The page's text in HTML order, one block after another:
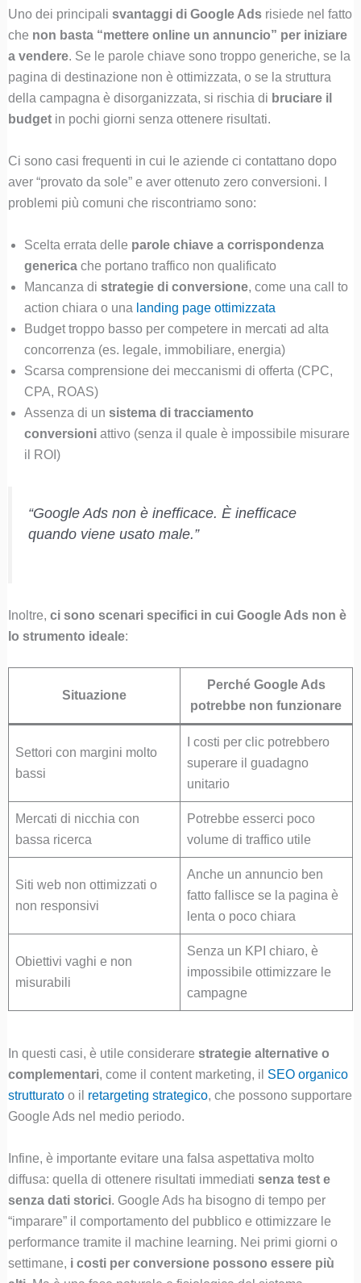
Uno dei principali svantaggi di Google Adsrisiede nel fatto
che non basta “mettere online un annuncio” per iniziare
a vendere. Se le parole chiave sono troppo generiche, se la
pagina di destinazione non è ottimizzata, o se la struttura
della campagna è disorganizzata, si rischia di bruciare il
budgetin pochi giorni senza ottenere risultati.
Ci sono casi frequenti in cui le aziende ci contattano dopo
aver “provato da sole” e aver ottenuto zero conversioni. I
problemi più comuni che riscontriamo sono:
Scelta errata delle parole chiave a corrispondenza
genericache portano traffico non qualificato
Mancanza di strategie di conversione, come una call to
action chiara o una landing page ottimizzata
Budget troppo basso per competere in mercati ad alta
concorrenza (es. legale, immobiliare, energia)
Scarsa comprensione dei meccanismi di offerta (CPC,
CPA, ROAS)
Assenza di un sistema di tracciamento
conversioniattivo (senza il quale è impossibile misurare
il ROI)
“Google Ads non è inefficace. È inefficace
quando viene usato male.”
Inoltre, ci sono scenari specifici in cui Google Ads non è
lo strumento ideale:
Situazione
Perché Google Ads
potrebbe non funzionare
Settori con margini molto
bassi
I costi per clic potrebbero
superare il guadagno
unitario
Mercati di nicchia con
bassa ricerca
Potrebbe esserci poco
volume di traffico utile
Siti web non ottimizzati o
non responsivi
Anche un annuncio ben
fatto fallisce se la pagina è
lenta o poco chiara
Obiettivi vaghi e non
misurabili
Senza un KPI chiaro, è
impossibile ottimizzare le
campagne
In questi casi, è utile considerare strategie alternative o
complementari, come il content marketing, il SEO organico
strutturatoo il retargeting strategico, che possono supportare
Google Ads nel medio periodo.
Infine, è importante evitare una falsa aspettativa molto
diffusa: quella di ottenere risultati immediati senza test e
senza dati storici. Google Ads ha bisogno di tempo per
“imparare” il comportamento del pubblico e ottimizzare le
performance tramite il machine learning. Nei primi giorni o
settimane, i costi per conversione possono essere più